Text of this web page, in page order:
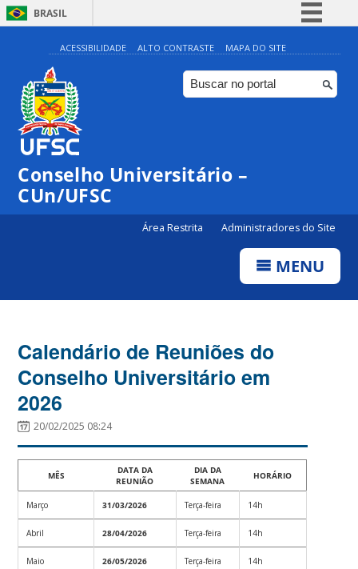
BRASIL
Simplifique!
Comunica BR
Participe
Canais
ACESSIBILIDADE ALTO CONTRASTE MAPA DO SITE
Conselho Universitário –
CUn/UFSC
Área Restrita Administradores do Site
MENU
Calendário de Reuniões do
Conselho Universitário em
2026
20/02/2025 08:24
MÊS
DATA DA
REUNIÃO
DIA DA
SEMANA
HORÁRIO
Março 31/03/2026 Terça-feira 14h
Abril 28/04/2026 Terça-feira 14h
Maio 26/05/2026 Terça-feira 14h